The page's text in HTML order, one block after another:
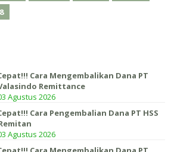
Cara Mengembalikan Dana PT
Remittance
Agustus 2026
Cara Pengembalian Dana PT HSS
Agustus 2026